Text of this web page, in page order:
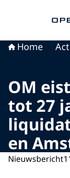
Home
OM
tot 27
en
Nieuwsbericht